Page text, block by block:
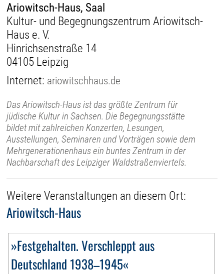
Ariowitsch-Haus, Saal
Kultur- und Begegnungszentrum Ariowitsch-
Haus e. V.
Hinrichsenstraße 14
04105 Leipzig
Internet: ariowitschhaus.de
Das Ariowitsch-Haus ist das größte Zentrum für
jüdische Kultur in Sachsen. Die Begegnungsstätte
bildet mit zahlreichen Konzerten, Lesungen,
Ausstellungen, Seminaren und Vorträgen sowie dem
Mehrgenerationenhaus ein buntes Zentrum in der
Nachbarschaft des Leipziger Waldstraßenviertels.
Weitere Veranstaltungen an diesem Ort:
Ariowitsch-Haus
»Festgehalten. Verschleppt aus
Deutschland 1938–1945«